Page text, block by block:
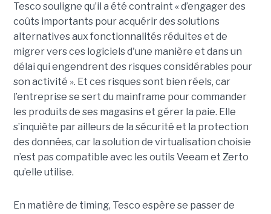
Tesco souligne qu’il a été contraint « d’engager des
coûts importants pour acquérir des solutions
alternatives aux fonctionnalités réduites et de
migrer vers ces logiciels d'une manière et dans un
délai qui engendrent des risques considérables pour
son activité ». Et ces risques sont bien réels, car
l’entreprise se sert du mainframe pour commander
les produits de ses magasins et gérer la paie. Elle
s’inquiète par ailleurs de la sécurité et la protection
des données, car la solution de virtualisation choisie
n’est pas compatible avec les outils Veeam et Zerto
qu’elle utilise.
En matière de timing, Tesco espère se passer de